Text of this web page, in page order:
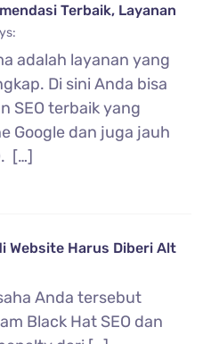
Terbaik, Layanan
adalah layanan yang
Di sini Anda bisa
SEO terbaik yang
Google dan juga jauh
[…]
Website Harus Diberi Alt
Anda tersebut
Black Hat SEO dan